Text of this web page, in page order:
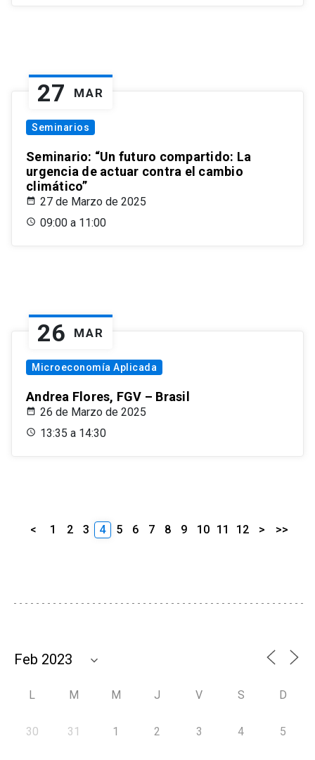
27 MAR
Seminarios
Seminario: “Un futuro compartido: La
urgencia de actuar contra el cambio
climático”
27 de Marzo de 2025
09:00 a 11:00
26 MAR
Microeconomía Aplicada
Andrea Flores, FGV – Brasil
26 de Marzo de 2025
13:35 a 14:30
< 1 2 3 4 5 6 7 8 9 10 11 12 > >>
L M M J V S D
30 31 1 2 3 4 5